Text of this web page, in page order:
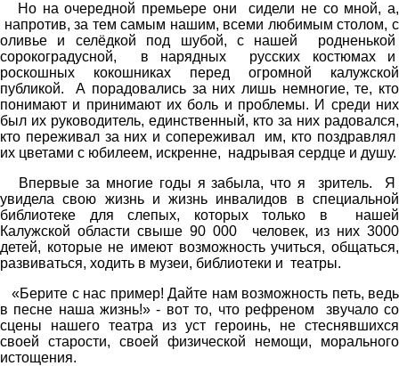
Но на очередной премьере они сидели не со мной, а,
напротив, за тем самым нашим, всеми любимым столом, с
оливье и селёдкой под шубой, с нашей родненькой
сорокоградусной, в нарядных русских костюмах и
роскошных кокошниках перед огромной калужской
публикой. А порадовались за них лишь немногие, те, кто
понимают и принимают их боль и проблемы. И среди них
был их руководитель, единственный, кто за них радовался,
кто переживал за них и сопереживал им, кто поздравлял
их цветами с юбилеем, искренне, надрывая сердце и душу.
Впервые за многие годы я забыла, что я зритель. Я
увидела свою жизнь и жизнь инвалидов в специальной
библиотеке для слепых, которых только в нашей
Калужской области свыше 90 000 человек, из них 3000
детей, которые не имеют возможность учиться, общаться,
развиваться, ходить в музеи, библиотеки и театры.
«Берите с нас пример! Дайте нам возможность петь, ведь
в песне наша жизнь!» - вот то, что рефреном звучало со
сцены нашего театра из уст героинь, не стеснявшихся
своей старости, своей физической немощи, морального
истощения.